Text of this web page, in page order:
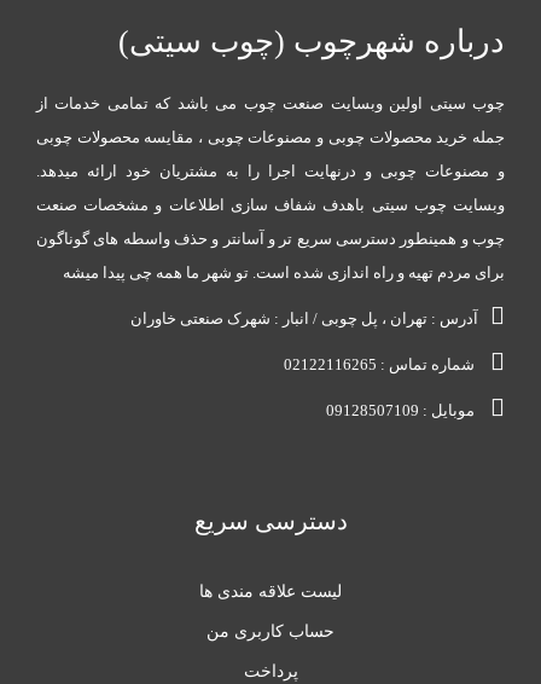
درباره شهرچوب (چوب سیتی)
چوب سیتی اولین وبسایت صنعت چوب می باشد که تمامی خدمات از
جمله خرید محصولات چوبی و مصنوعات چوبی ، مقایسه محصولات چوبی
و مصنوعات چوبی و درنهایت اجرا را به مشتریان خود ارائه میدهد.
وبسایت چوب سیتی باهدف شفاف سازی اطلاعات و مشخصات صنعت
چوب و همینطور دسترسی سریع تر و آسانتر و حذف واسطه های گوناگون
برای مردم تهیه و راه اندازی شده است. تو شهر ما همه چی پیدا میشه
آدرس : تهران ، پل چوبی / انبار : شهرک صنعتی خاوران
شماره تماس : 02122116265
موبایل : 09128507109
دسترسی سریع
لیست علاقه مندی ها
حساب کاربری من
پرداخت